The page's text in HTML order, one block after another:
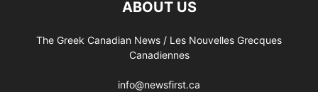
ABOUT US
The Greek Canadian News / Les Nouvelles Grecques
Canadiennes
info@newsfirst.ca